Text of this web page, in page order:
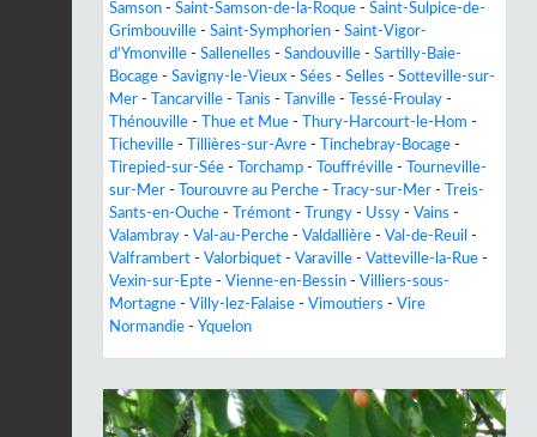
Samson - Saint-Samson-de-la-Roque - Saint-Sulpice-de-
Grimbouville - Saint-Symphorien - Saint-Vigor-
d'Ymonville - Sallenelles - Sandouville - Sartilly-Baie-
Bocage - Savigny-le-Vieux - Sées - Selles - Sotteville-sur-
Mer - Tancarville - Tanis - Tanville - Tessé-Froulay -
Thénouville - Thue et Mue - Thury-Harcourt-le-Hom -
Ticheville - Tillières-sur-Avre - Tinchebray-Bocage -
Tirepied-sur-Sée - Torchamp - Touffréville -
Tourneville-
sur-Mer - Tourouvre au Perche - Tracy-sur-Mer -
Treis-
Sants-en-Ouche - Trémont - Trungy - Ussy - Vains -
Valambray - Val-au-Perche - Valdallière - Val-de-Reuil -
Valframbert - Valorbiquet - Varaville - Vatteville-la-Rue -
Vexin-sur-Epte - Vienne-en-Bessin - Villiers-sous-
Mortagne - Villy-lez-Falaise - Vimoutiers - Vire
Normandie - Yquelon